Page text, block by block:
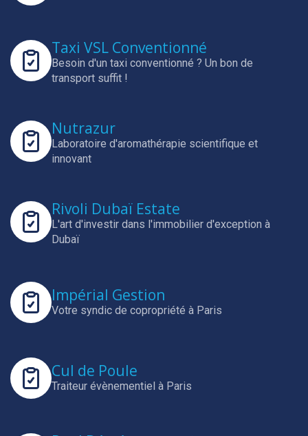
Taxi VSL Conventionné
Besoin d'un taxi conventionné ? Un bon de
transport suffit !
Nutrazur
Laboratoire d'aromathérapie scientifique et
innovant
Rivoli Dubaï Estate
L'art d'investir dans l'immobilier d'exception à
Dubaï
Impérial Gestion
Votre syndic de copropriété à Paris
Cul de Poule
Traiteur évènementiel à Paris